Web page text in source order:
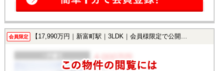
会員限定 【17,990万円｜新富町駅｜3LDK｜会員様限定で公開中！】